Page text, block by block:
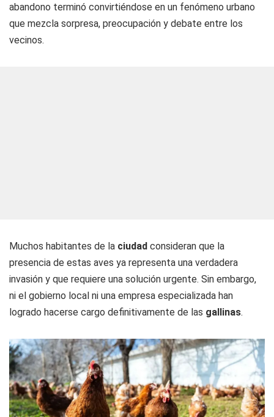
abandono terminó convirtiéndose en un fenómeno urbano
que mezcla sorpresa, preocupación y debate entre los
vecinos.
Muchos habitantes de la ciudad consideran que la
presencia de estas aves ya representa una verdadera
invasión y que requiere una solución urgente. Sin embargo,
ni el gobierno local ni una empresa especializada han
logrado hacerse cargo definitivamente de las gallinas.